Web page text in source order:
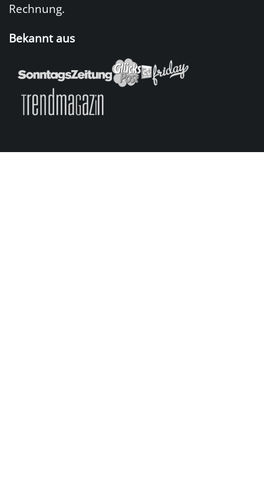
Rechnung.
Bekannt aus